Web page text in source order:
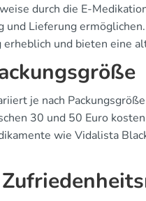
durch die E-
Lieferung
und bieten eine
je nach
30 und 50 Euro
wie Vidalista